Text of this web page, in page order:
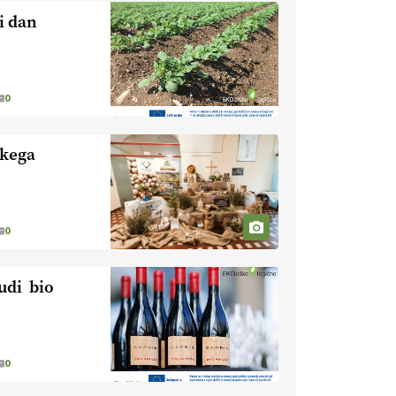
naravno peneče vino, tudi v
Sloveniji.
VEČ
https://t.co/9fpqD3fCrE @EUAgri
#IMCAP #CAP
https://t.co/iQ8HkdQnsD
20.07.2026
[EKOloško = LOGIČNO
]
Posestvo MonteMoro – ekološka
pridelava z mislijo na naravo.
https://t.co/Z7jXvK4gjr
@EUAgri #IMCAP #CAP
https://t.co/Bf31lnQSIb
15.07.2026
[EKOloško = LOGIČNO
]
Poleti pridelek rešujejo zdrava tla
in vlaga.
VEČ
https://t.co/qmMX2yevum @EUAgri
#IMCAP #CAP
dan
0
0
bio
0